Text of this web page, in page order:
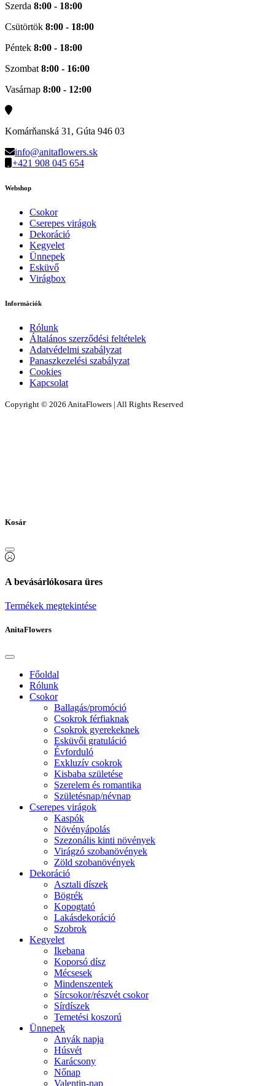
Szerda 8:00 - 18:00
Csütörtök 8:00 - 18:00
Péntek 8:00 - 18:00
Szombat 8:00 - 16:00
Vasárnap 8:00 - 12:00
Komárňanská 31, Gúta 946 03
info@anitaflowers.sk
+421 908 045 654
Webshop
Csokor
Cserepes virágok
Dekoráció
Kegyelet
Ünnepek
Esküvő
Virágbox
Információk
Rólunk
Általános szerződési feltételek
Adatvédelmi szabályzat
Panaszkezelési szabályzat
Cookies
Kapcsolat
Copyright © 2026 AnitaFlowers | All Rights Reserved
Kosár
A bevásárlókosara üres
Termékek megtekintése
AnitaFlowers
Főoldal
Rólunk
Csokor
Ballagás/promóció
Csokrok férfiaknak
Csokrok gyerekeknek
Esküvői gratuláció
Évforduló
Exkluzív csokrok
Kisbaba születése
Szerelem és romantika
Születésnap/névnap
Cserepes virágok
Kaspók
Növényápolás
Szezonális kinti növények
Virágzó szobanövények
Zöld szobanövények
Dekoráció
Asztali díszek
Bögrék
Kopogtató
Lakásdekoráció
Szobrok
Kegyelet
Ikebana
Koporsó dísz
Mécsesek
Mindenszentek
Sírcsokor/részvét csokor
Sírdíszek
Temetési koszorú
Ünnepek
Anyák napja
Húsvét
Karácsony
Nőnap
Valentin-nap